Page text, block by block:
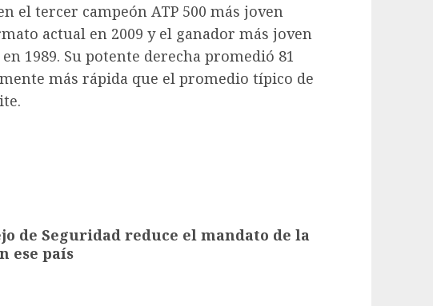
el tercer campeón ATP 500 más joven
actual en 2009 y el ganador más joven
1989. Su potente derecha promedió 81
más rápida que el promedio típico de
de Seguridad reduce el mandato de la
ese país